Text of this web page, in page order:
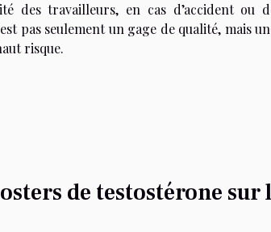
des travailleurs, en cas d’accident ou
pas seulement un gage de qualité, mais
risque.
de testostérone